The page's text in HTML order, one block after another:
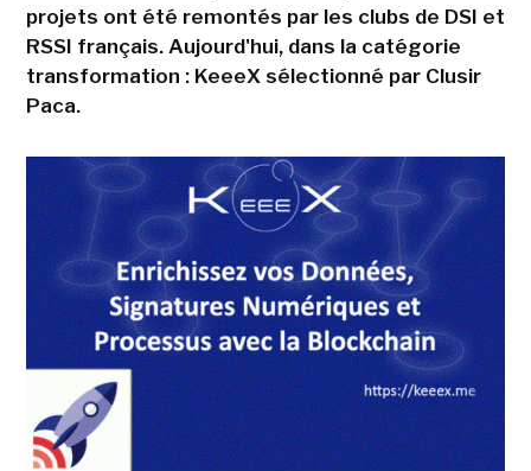
projets ont été remontés par les clubs de DSI et
RSSI français. Aujourd'hui, dans la catégorie
transformation : KeeeX sélectionné par Clusir
Paca.